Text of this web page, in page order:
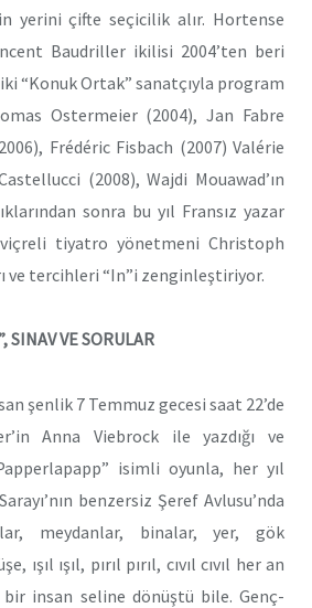
yerini çifte seçicilik alır. Hortense
Baudriller ikilisi 2004’ten beri
“Konuk Ortak” sanatçıyla program
Ostermeier (2004), Jan Fabre
Frédéric Fisbach (2007) Valérie
(2008), Wajdi Mouawad’ın
sonra bu yıl Fransız yazar
tiyatro yönetmeni Christoph
ve tercihleri “In”i zenginleştiriyor.
SINAV VE SORULAR
şenlik 7 Temmuz gecesi saat 22’de
Anna Viebrock ile yazdığı ve
isimli oyunla, her yıl
benzersiz Şeref Avlusu’nda
meydanlar, binalar, yer, gök
ışıl ışıl, pırıl pırıl, cıvıl cıvıl her an
bir insan seline dönüştü bile. Genç-